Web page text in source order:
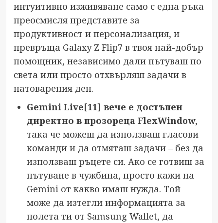
интуитивно изживяване само с една ръка
преосмисля представите за
продуктивност и персонализация, и
превръща Galaxy Z Flip7 в твоя най-добър
помощник, независимо дали пътуваш по
света или просто отхвърляш задачи в
натоварения ден.
Gemini Live[11] вече е достъпен
директно в прозореца FlexWindow,
така че можеш да използваш гласови
команди и да отмяташ задачи – без да
използваш ръцете си. Ако се готвиш за
пътуване в чужбина, просто кажи на
Gemini от какво имаш нужда. Той
може да изтегли информацията за
полета ти от Samsung Wallet, да